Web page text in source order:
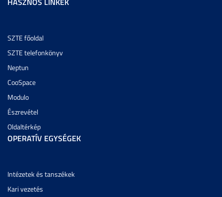
SZTE főoldal
SZTE telefonkönyv
Neptun
CooSpace
Modulo
Észrevétel
Oldaltérkép
OPERATÍV EGYSÉGEK
Intézetek és tanszékek
Kari vezetés